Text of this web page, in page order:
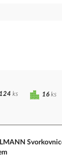
16 ks
124 ks